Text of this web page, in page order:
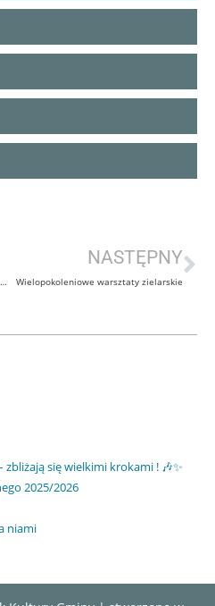
Rodzinne Warsztaty Zielarskie w Dominikowicach
NASTĘPNY
Wielopokoleniowe warsztaty zielarskie
się wielkimi krokami ! 🎶✨
2025/2026
niami